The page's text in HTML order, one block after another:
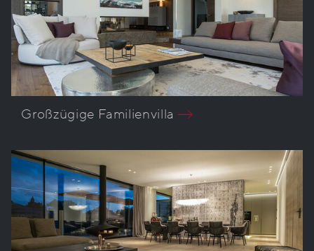
Großzügige Familienvilla